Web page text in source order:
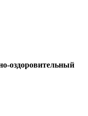
оздоровительный